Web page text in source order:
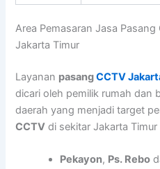
Area Pemasaran Jasa
Jakarta Timur
Layanan pasangCCTV
dicari oleh pemilik rumah dan
daerah yang menjadi target
CCTV di sekitar Jakarta
Pekayon, Ps. Rebo